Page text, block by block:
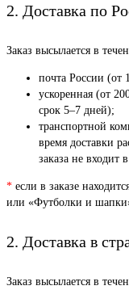
2. Доставка по
Заказ высылается в
почта России (от
ускоренная (от
срок 5–7 дней);
транспортной
время доставки
заказа не входит
* если в заказе
или «Футболки и
2. Доставка в
Заказ высылается в